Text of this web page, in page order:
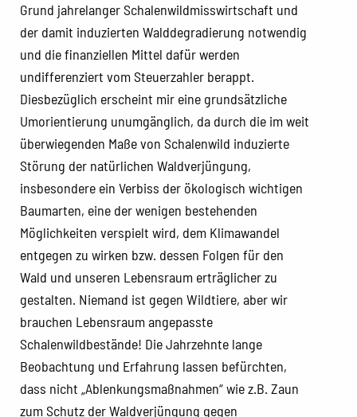
Grund jahrelanger Schalenwildmisswirtschaft und
der damit induzierten Walddegradierung notwendig
und die finanziellen Mittel dafür werden
undifferenziert vom Steuerzahler berappt.
Diesbezüglich erscheint mir eine grundsätzliche
Umorientierung unumgänglich, da durch die im weit
überwiegenden Maße von Schalenwild induzierte
Störung der natürlichen Waldverjüngung,
insbesondere ein Verbiss der ökologisch wichtigen
Baumarten, eine der wenigen bestehenden
Möglichkeiten verspielt wird, dem Klimawandel
entgegen zu wirken bzw. dessen Folgen für den
Wald und unseren Lebensraum erträglicher zu
gestalten. Niemand ist gegen Wildtiere, aber wir
brauchen Lebensraum angepasste
Schalenwildbestände! Die Jahrzehnte lange
Beobachtung und Erfahrung lassen befürchten,
dass nicht „Ablenkungsmaßnahmen“ wie z.B. Zaun
zum Schutz der Waldverjüngung gegen